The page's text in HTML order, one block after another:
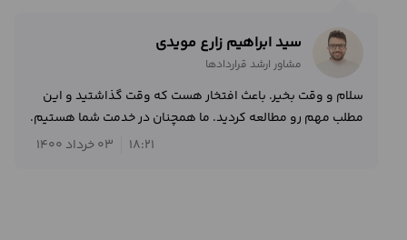
سید ابراهیم زارع مویدی
مشاور ارشد قراردادها
سلام و وقت بخیر. باعث افتخار هست که وقت گذاشتید و این
مطلب مهم رو مطالعه کردید. ما همچنان در خدمت شما هستیم.
18:21
03 خرداد 1400